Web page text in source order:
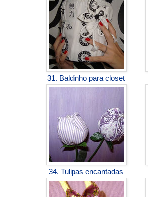
31. Baldinho para closet
34. Tulipas encantadas